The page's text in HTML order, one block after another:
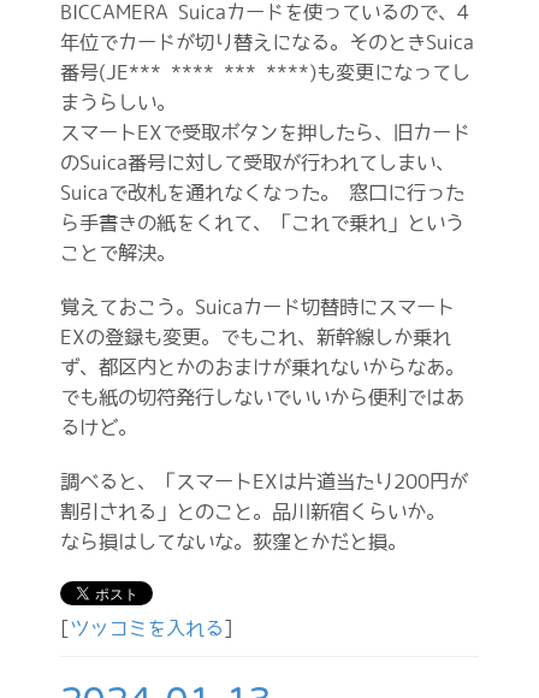
BICCAMERA Suicaカードを使っているので、4
年位でカードが切り替えになる。そのときSuica
番号(JE*** **** *** ****)も変更になってし
まうらしい。
スマートEXで受取ボタンを押したら、旧カード
のSuica番号に対して受取が行われてしまい、
Suicaで改札を通れなくなった。 窓口に行った
ら手書きの紙をくれて、「これで乗れ」という
ことで解決。
覚えておこう。Suicaカード切替時にスマート
EXの登録も変更。でもこれ、新幹線しか乗れ
ず、都区内とかのおまけが乗れないからなあ。
でも紙の切符発行しないでいいから便利ではあ
るけど。
調べると、「スマートEXは片道当たり200円が
割引される」とのこと。品川新宿くらいか。
なら損はしてないな。荻窪とかだと損。
ツッコミを入れる